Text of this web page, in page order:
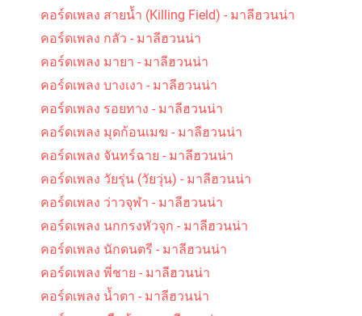
คอร์ดเพลง ไว้ใจ - เอ๋ สันติภาพ
คอร์ดเพลง สายน้ำ (Killing Field) - มาลีฮวนน่า
คอร์ดเพลง กลัว - มาลีฮวนน่า
คอร์ดเพลง มายา - มาลีฮวนน่า
คอร์ดเพลง บางเงา - มาลีฮวนน่า
คอร์ดเพลง รอยทาง - มาลีฮวนน่า
คอร์ดเพลง มุดก้อนเมฆ - มาลีฮวนน่า
คอร์ดเพลง จันทร์ฉาย - มาลีฮวนน่า
คอร์ดเพลง วัยรุ่น (วัยวุ่น) - มาลีฮวนน่า
คอร์ดเพลง ว่าวจุฬา - มาลีฮวนน่า
คอร์ดเพลง นกกรงหัวจุก - มาลีฮวนน่า
คอร์ดเพลง นักดนตรี - มาลีฮวนน่า
คอร์ดเพลง พี่ชาย - มาลีฮวนน่า
คอร์ดเพลง น้ำตา - มาลีฮวนน่า